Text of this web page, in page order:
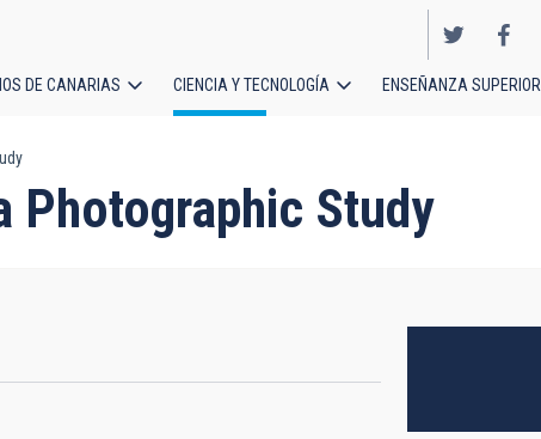
DE CANARIAS CIENCIA Y TECNOLOGÍA ENSEÑANZA SUPERIOR
Photographic Study